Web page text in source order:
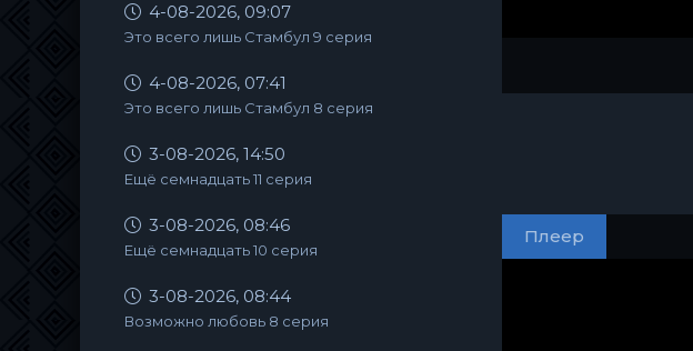
4-08-2026, 09:07
Это всего лишь Стамбул 9 серия
4-08-2026, 07:41
Это всего лишь Стамбул 8 серия
3-08-2026, 14:50
Ещё семнадцать 11 серия
3-08-2026, 08:46
Ещё семнадцать 10 серия
3-08-2026, 08:44
Возможно любовь 8 серия
Плеер